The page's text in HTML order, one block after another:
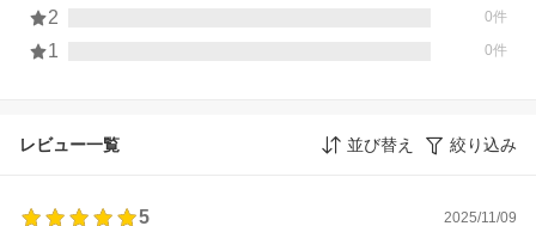
2 0件
1 0件
レビュー一覧 並び替え 絞り込み
5
2025/11/09